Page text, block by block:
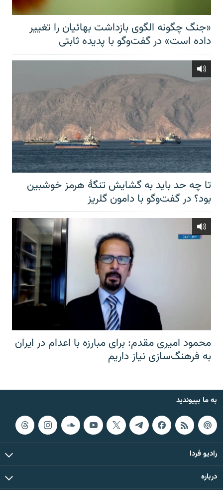
«جنگ چگونه الگوی بازداشت بهائیان را تغییر
داده است» در گفت‌وگو با پدیده ثابتی
تا چه حد باید به گشایش تنگهٔ هرمز خوشبین
بود؟ در گفت‌وگو با دامون گلریز
محمود امیری مقدم: برای مبارزه با اعدام در ایران
به فرهنگ‌سازی نیاز داریم
به ما بپیوندید
رادیو فردا
درباره